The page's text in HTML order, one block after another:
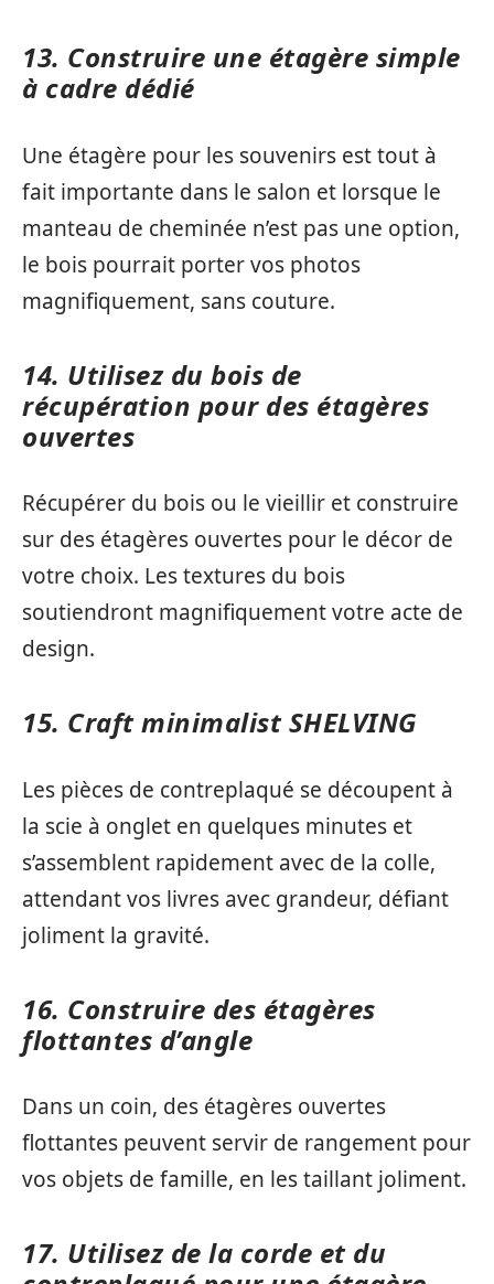
13. Construire une étagère simple
à cadre dédié
Une étagère pour les souvenirs est tout à
fait importante dans le salon et lorsque le
manteau de cheminée n’est pas une option,
le bois pourrait porter vos photos
magnifiquement, sans couture.
14. Utilisez du bois de
récupération pour des étagères
ouvertes
Récupérer du bois ou le vieillir et construire
sur des étagères ouvertes pour le décor de
votre choix. Les textures du bois
soutiendront magnifiquement votre acte de
design.
15. Craft minimalist SHELVING
Les pièces de contreplaqué se découpent à
la scie à onglet en quelques minutes et
s’assemblent rapidement avec de la colle,
attendant vos livres avec grandeur, défiant
joliment la gravité.
16. Construire des étagères
flottantes d’angle
Dans un coin, des étagères ouvertes
flottantes peuvent servir de rangement pour
vos objets de famille, en les taillant joliment.
17. Utilisez de la corde et du